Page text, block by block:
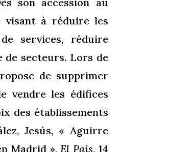
visant à réduire les
services, réduire
de secteurs. Lors de
de supprimer
vendre les édifices
des établissements
Jesús, « Aguirre
Madrid », El País, 14